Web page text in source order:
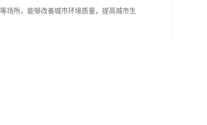
场所，能够改善城市环境质量，提高城市生